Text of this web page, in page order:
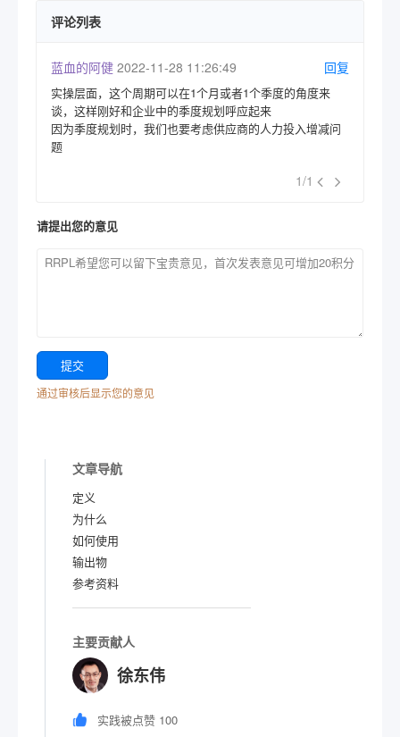
评论列表
蓝血的阿健 2022-11-28 11:26:49 回复
实操层面，这个周期可以在1个月或者1个季度的角度来
谈，这样刚好和企业中的季度规划呼应起来
因为季度规划时，我们也要考虑供应商的人力投入增减问
题
1/1
请提出您的意见
通过审核后显示您的意见
文章导航
定义
为什么
如何使用
输出物
参考资料
主要贡献人
徐东伟
实践被点赞 100